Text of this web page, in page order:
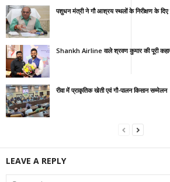
पशुधन मंत्री ने गौ आश्रय स्थलों के निरीक्षण के दिए
Shankh Airline वाले श्रवण कुमार की पूरी
रीवा में प्राकृतिक खेती एवं गौ-पालन किसान सम्मेलन
LEAVE A REPLY